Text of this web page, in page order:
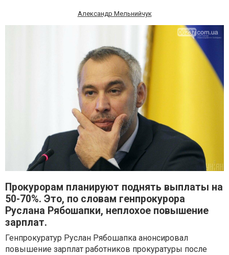
Александр Мельнийчук
Прокурорам планируют поднять выплаты на
50-70%. Это, по словам генпрокурора
Руслана Рябошапки, неплохое повышение
зарплат.
Генпрокуратур Руслан Рябошапка анонсировал
повышение зарплат работников прокуратуры после